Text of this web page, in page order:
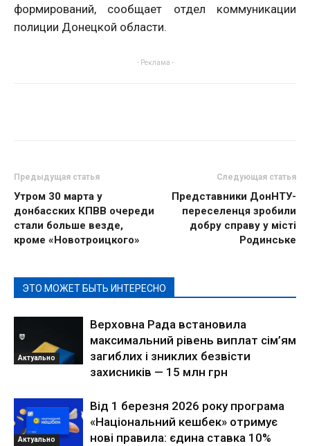
формирований, сообщает отдел коммуникации
полиции Донецкой области.
- Реклама -
Предыдущая статья
Утром 30 марта у
донбасских КПВВ очереди
стали больше везде,
кроме «Новотроицкого»
Следующая статья
Представники ДонНТУ-
переселенця зробили
добру справу у місті
Родинське
ЭТО МОЖЕТ БЫТЬ ИНТЕРЕСНО
Актуально
Верховна Рада встановила
максимальний рівень виплат сім’ям
загиблих і зниклих безвісти
захисників — 15 млн грн
Актуально
Від 1 березня 2026 року програма
«Національний кешбек» отримує
нові правила: єдина ставка 10%